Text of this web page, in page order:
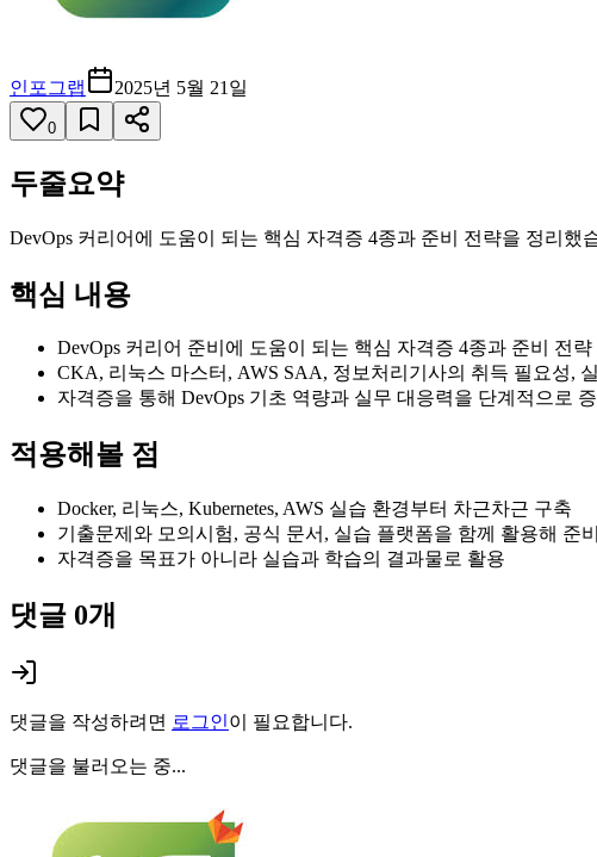
인포그랩 2025년 5월 21일
0
두줄요약
DevOps 커리어에 도움이 되는 핵심 자격증 4종과 준비 전략을 정리
핵심 내용
DevOps 커리어 준비에 도움이 되는 핵심 자격증 4종과 준비 전략
CKA, 리눅스 마스터, AWS SAA, 정보처리기사의 취득 필요성,
자격증을 통해 DevOps 기초 역량과 실무 대응력을 단계적으로
적용해볼 점
Docker, 리눅스, Kubernetes, AWS 실습 환경부터 차근차근 구축
기출문제와 모의시험, 공식 문서, 실습 플랫폼을 함께 활용해 준비
자격증을 목표가 아니라 실습과 학습의 결과물로 활용
댓글 0개
댓글을 작성하려면 로그인이 필요합니다.
댓글을 불러오는 중...